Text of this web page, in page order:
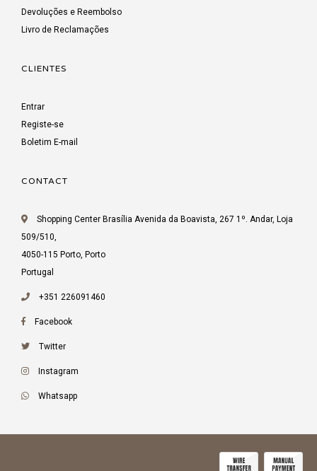
Devoluções e Reembolso
Livro de Reclamações
CLIENTES
Entrar
Registe-se
Boletim E-mail
CONTACT
Shopping Center Brasília Avenida da Boavista, 267 1º. Andar, Loja
509/510,
4050-115 Porto, Porto
Portugal
+351 226091460
Facebook
Twitter
Instagram
Whatsapp